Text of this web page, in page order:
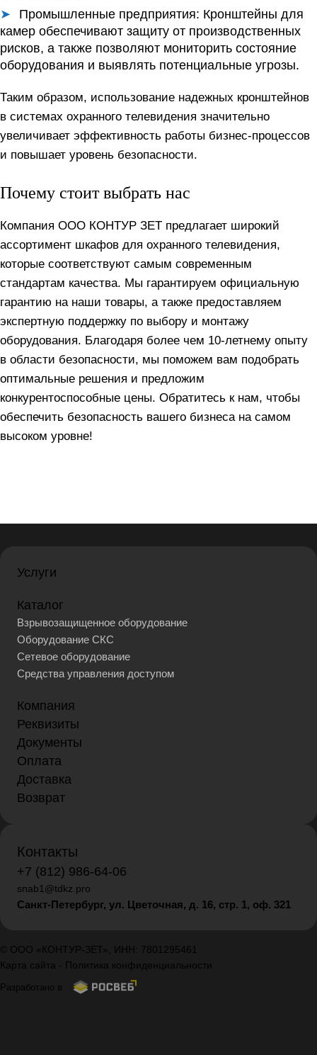
Промышленные предприятия: Кронштейны для
камер обеспечивают защиту от производственных
рисков, а также позволяют мониторить состояние
оборудования и выявлять потенциальные угрозы.
Таким образом, использование надежных кронштейнов
в системах охранного телевидения значительно
увеличивает эффективность работы бизнес-процессов
и повышает уровень безопасности.
Почему стоит выбрать нас
Компания ООО КОНТУР ЗЕТ предлагает широкий
ассортимент шкафов для охранного телевидения,
которые соответствуют самым современным
стандартам качества. Мы гарантируем официальную
гарантию на наши товары, а также предоставляем
экспертную поддержку по выбору и монтажу
оборудования. Благодаря более чем 10-летнему опыту
в области безопасности, мы поможем вам подобрать
оптимальные решения и предложим
конкурентоспособные цены. Обратитесь к нам, чтобы
обеспечить безопасность вашего бизнеса на самом
высоком уровне!
Услуги
Каталог
Взрывозащищенное оборудование
Оборудование СКС
Сетевое оборудование
Средства управления доступом
Компания
Реквизиты
Документы
Оплата
Доставка
Возврат
Контакты
+7 (812) 986-64-06
snab1@tdkz.pro
Санкт-Петербург, ул. Цветочная, д. 16, стр. 1, оф. 321
© ООО «КОНТУР-ЗЕТ», ИНН: 7801295461
Карта сайта - Политика конфиденциальности
Разработано в